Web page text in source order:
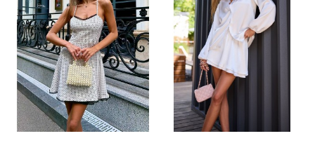
ПОДРОБНЕЕ ПОДРОБНЕЕ